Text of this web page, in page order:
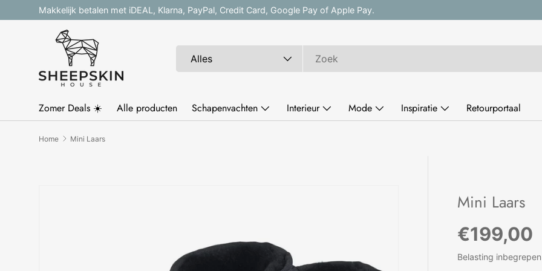
Ga naar inhoud
Makkelijk betalen met iDEAL, Klarna, PayPal, Credit Card, Google Pay of Apple Pay.
Alles
Zomer Deals ☀️ Alle producten Schapenvachten Interieur Mode Inspiratie Retourportaal
Home Mini Laars
Mini Laars
Reguliere
€199,00
Belasting inbegrepen